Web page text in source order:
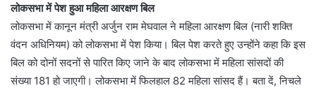
लोकसभा में पेश हुआ मह‍िला आरक्षण ब‍िल
लोकसभा में कानून मंत्री अर्जुन राम मेघवाल ने मह‍िला आरक्षण बिल (नारी शक्ति
वंदन अधिनियम) को लोकसभा में पेश किया। बिल पेश करते हुए उन्होंने कहा कि इस
बिल को दोनों सदनों से पारित किए जाने के बाद लोकसभा में महिला सांसदों की
संख्या 181 हो जाएगी। लोकसभा में फिलहाल 82 महिला सांसद हैं। बता दें, निचले